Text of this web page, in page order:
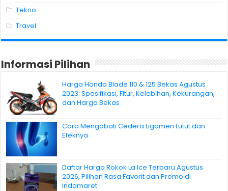
Tekno
Travel
Informasi Pilihan
Harga Honda Blade 110 & 125 Bekas Agustus
2023: Spesifikasi, Fitur, Kelebihan, Kekurangan,
dan Harga Bekas
Cara Mengobati Cedera Ligamen Lutut dan
Efeknya
Daftar Harga Rokok La Ice Terbaru Agustus
2026, Pilihan Rasa Favorit dan Promo di
Indomaret